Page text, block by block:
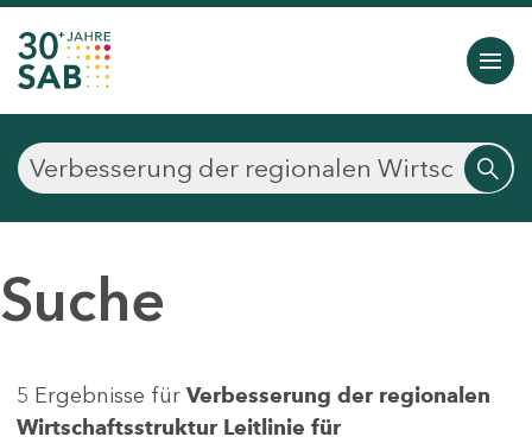
Suche
5 Ergebnisse für Verbesserung der regionalen
Wirtschaftsstruktur Leitlinie für